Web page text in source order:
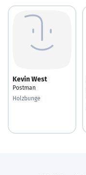
Kevin West
Postman
Holzbunge